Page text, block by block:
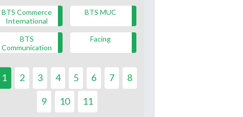
BTS Commerce
International
BTS MUC
BTS
Communication
Facing
1 2 3 4 5 6 7 8
9 10 11